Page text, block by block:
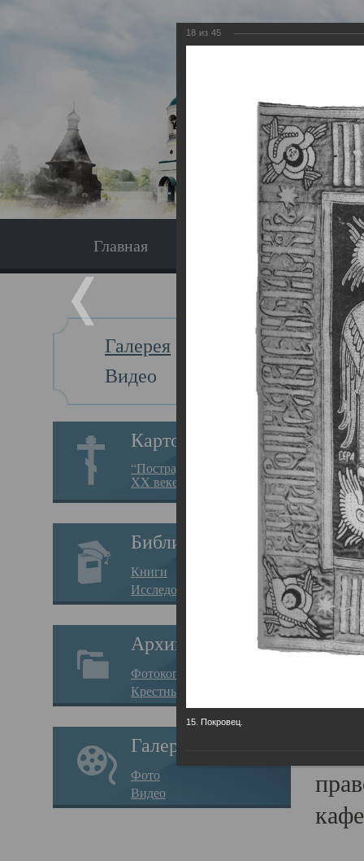
Главная Экскурсия
Галерея
Видео
Картотека
“Пострадавшие за веру в
XX веке на Севере”
Библиотека
Книги
Исследования
Архив
Фотокопии дел
Крестные ходы
Галерея
Фото
Видео
Главная
18 из 45
15. Покровец.